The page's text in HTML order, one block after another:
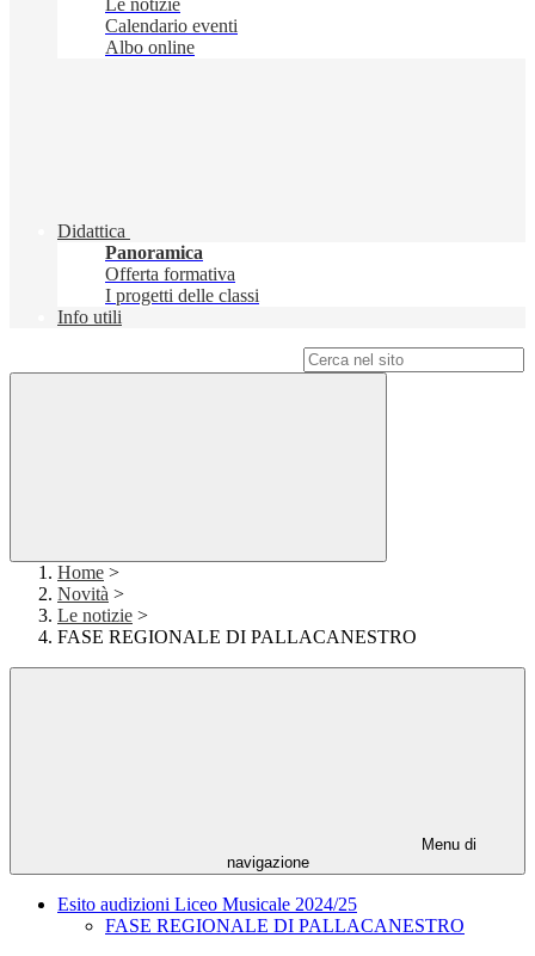
Le notizie
Calendario eventi
Albo online
Didattica
Panoramica
Offerta formativa
I progetti delle classi
Info utili
Home >
Novità >
Le notizie >
FASE REGIONALE DI PALLACANESTRO
Menu di
navigazione
Esito audizioni Liceo Musicale 2024/25
FASE REGIONALE DI PALLACANESTRO